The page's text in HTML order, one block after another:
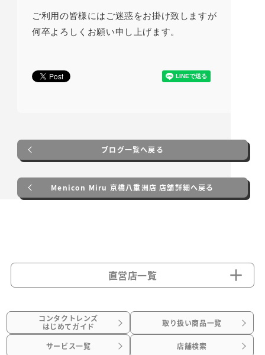
ご利用の皆様にはご迷惑をお掛け致しますが
何卒よろしくお願い申し上げます。
ブログ一覧へ戻る
Menicon Miru 京橋八重洲店 店舗詳細へ戻る
直営店一覧
コンタクトレンズ
はじめてガイド 取り扱い商品一覧
サービス一覧 店舗検索